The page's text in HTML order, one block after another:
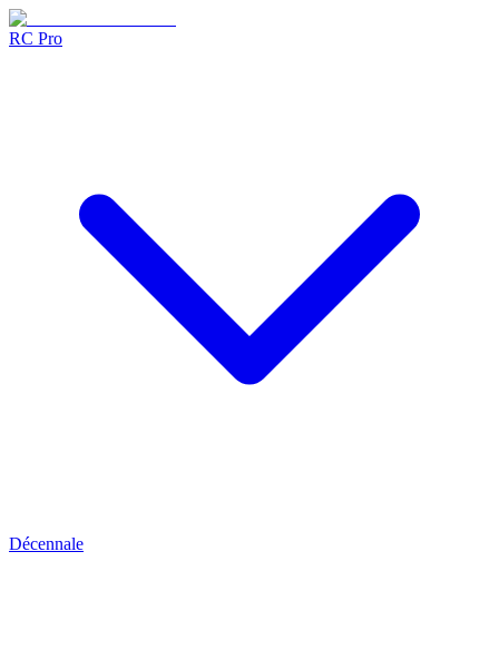
RC Pro
Décennale